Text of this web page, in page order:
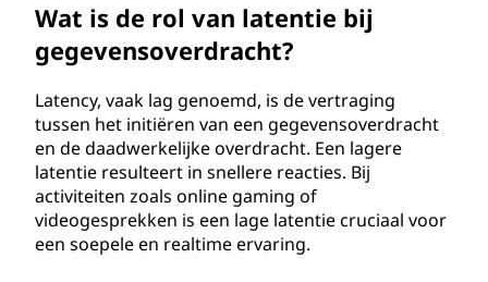
Wat is de rol van latentie bij
gegevensoverdracht?
Latency, vaak lag genoemd, is de vertraging
tussen het initiëren van een gegevensoverdracht
en de daadwerkelijke overdracht. Een lagere
latentie resulteert in snellere reacties. Bij
activiteiten zoals online gaming of
videogesprekken is een lage latentie cruciaal voor
een soepele en realtime ervaring.